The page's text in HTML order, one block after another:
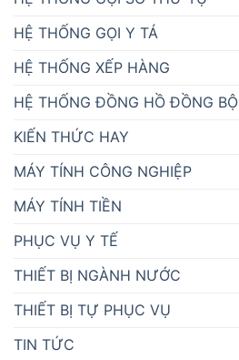
HỆ THỐNG GỌI Y TÁ
HỆ THỐNG XẾP HÀNG
HỆ THỐNG ĐỒNG HỒ ĐỒNG BỘ
KIẾN THỨC HAY
MÁY TÍNH CÔNG NGHIỆP
MÁY TÍNH TIỀN
PHỤC VỤ Y TẾ
THIẾT BỊ NGÀNH NƯỚC
THIẾT BỊ TỰ PHỤC VỤ
TIN TỨC